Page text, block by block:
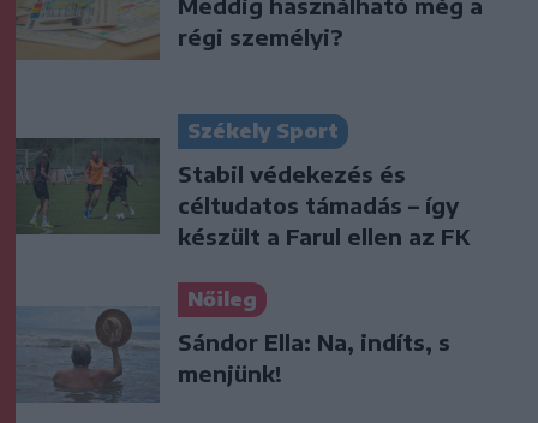
Meddig használható még a
régi személyi?
Székely Sport
Stabil védekezés és
céltudatos támadás – így
készült a Farul ellen az FK
Nőileg
Sándor Ella: Na, indíts, s
menjünk!